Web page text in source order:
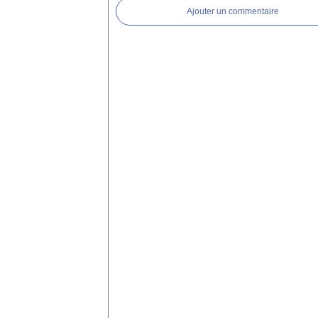
Ajouter un commentaire